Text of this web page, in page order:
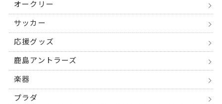
オークリー
サッカー
応援グッズ
鹿島アントラーズ
楽器
プラダ